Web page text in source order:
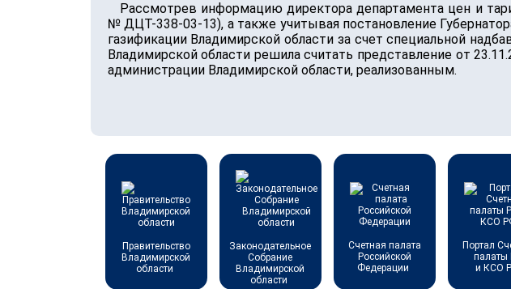
Рассмотрев информацию директора департамента цен и
№ ДЦТ-338-03-13), а также учитывая постановление
газификации Владимирской области за счет специальной
Владимирской области решила считать представление от
администрации Владимирской области, реализованным.
Правительство
Владимирской
области
Законодательное
Собрание
Владимирской
области
Счетная палата
Российской
Федерации
Портал
палаты
и КСО